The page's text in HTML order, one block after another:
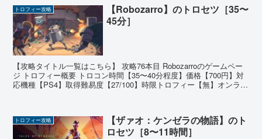
トロフィー攻略
【Robozarro】のトロセツ［35〜
45分］
【攻略タイトル一覧はこちら】 攻略76本目 Robozarroのゲームペー
ジ トロフィー概要 トロコン時間【35〜40分程度】価格【700円】対
応機種【PS4】取得難易度【27/100】時限トロフィー【無】オンライ
トロフィー攻略
【ザァオ：ケンゼラの物語】のト
ロセツ［8〜11時間］